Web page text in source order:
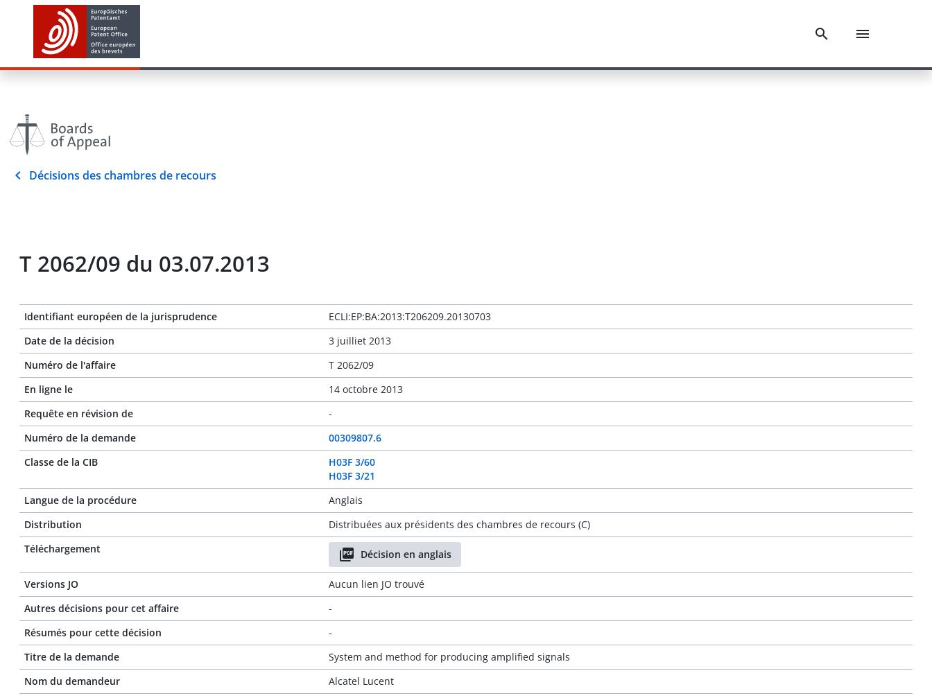
Décisions des chambres de recours
T 2062/09 du 03.07.2013
Identifiant européen de la jurisprudence
ECLI:EP:BA:2013:T206209.20130703
Date de la décision
3 juilliet 2013
Numéro de l'affaire
T 2062/09
En ligne le
14 octobre 2013
Requête en révision de
-
Numéro de la demande
00309807.6
Classe de la CIB
H03F 3/60
H03F 3/21
Langue de la procédure
Anglais
Distribution
Distribuées aux présidents des chambres de recours (C)
Téléchargement
Décision en anglais
Versions JO
Aucun lien JO trouvé
Autres décisions pour cet affaire
-
Résumés pour cette décision
-
Titre de la demande
System and method for producing amplified signals
Nom du demandeur
Alcatel Lucent